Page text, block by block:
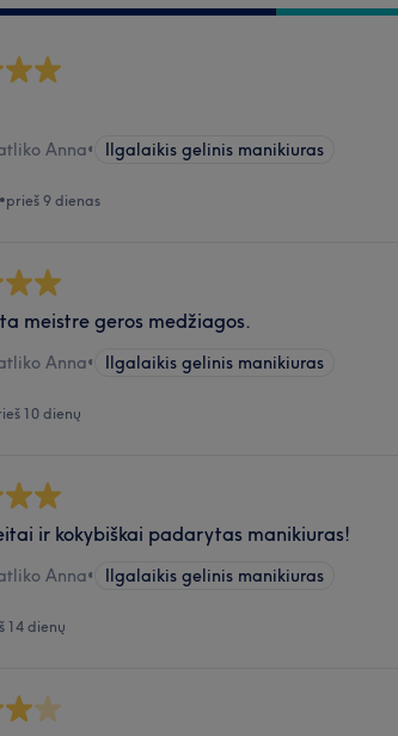
Anna• Ilgalaikis gelinis manikiuras
•prieš 9 dienas
meistre geros medžiagos.
Anna• Ilgalaikis gelinis manikiuras
10 dienų
ir kokybiškai padarytas manikiuras!
Anna• Ilgalaikis gelinis manikiuras
14 dienų